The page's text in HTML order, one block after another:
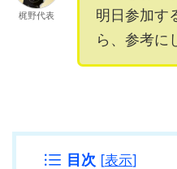
梶野代表
明日参加す
ら、参考に
目次 [表示]